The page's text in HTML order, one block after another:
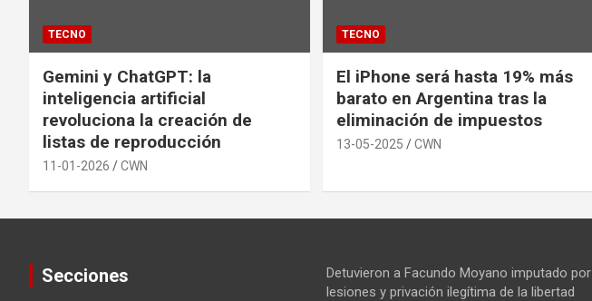
TECNO
Gemini y ChatGPT: la
inteligencia artificial
revoluciona la creación de
listas de reproducción
11-01-2026 CWN
TECNO
El iPhone será hasta 19% más
barato en Argentina tras la
eliminación de impuestos
13-05-2025 CWN
Secciones
Detuvieron a Facundo Moyano imputado por
lesiones y privación ilegítima de la libertad